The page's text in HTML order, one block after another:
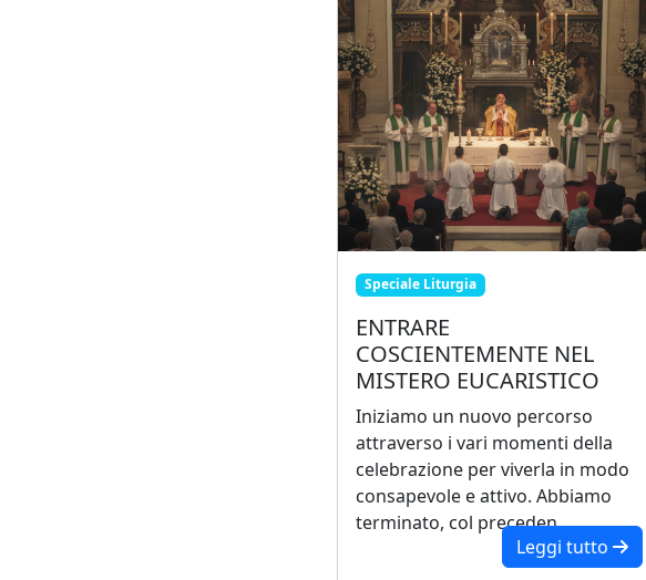
Speciale Liturgia
ENTRARE
COSCIENTEMENTE NEL
MISTERO EUCARISTICO
Iniziamo un nuovo percorso
attraverso i vari momenti della
celebrazione per viverla in modo
consapevole e attivo. Abbiamo
terminato, col preceden...
Leggi tutto